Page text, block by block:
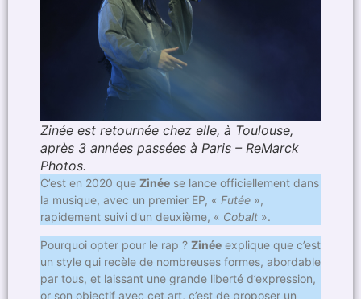
Zinée est retournée chez elle, à Toulouse,
après 3 années passées à Paris – ReMarck
Photos.
C’est en 2020 que Zinée se lance officiellement dans
la musique, avec un premier EP, « Futée »,
rapidement suivi d’un deuxième, « Cobalt ».
Pourquoi opter pour le rap ? Zinée explique que c’est
un style qui recèle de nombreuses formes, abordable
par tous, et laissant une grande liberté d’expression,
or son objectif avec cet art, c’est de proposer un